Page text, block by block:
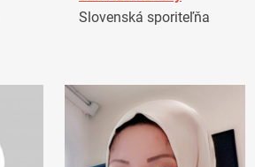
Slovenská sporiteľňa